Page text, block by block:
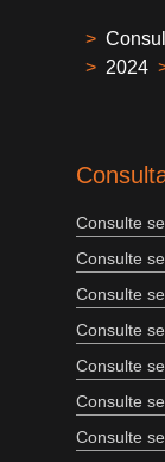
>
> 2024
Consulte
Consulte
Consulte
Consulte
Consulte
Consulte
Consulte